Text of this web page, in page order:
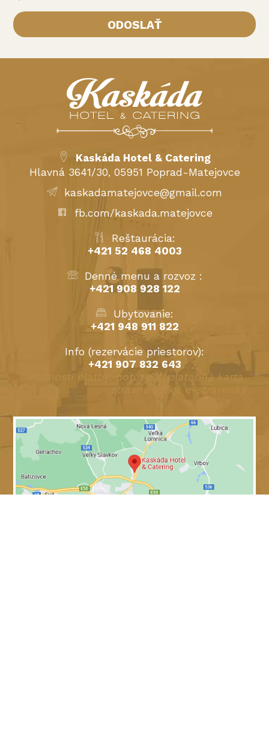
Kaskáda Hotel & Catering
Hlavná 3641/30, 05951 Poprad-Matejovce
kaskadamatejovce@gmail.com
fb.com/kaskada.matejovce
Reštaurácia:
+421 52 468 4003
Denné menu a rozvoz :
+421 908 928 122
Ubytovanie:
+421 948 911 822
Info (rezervácie priestorov):
+421 907 832 643
Možnosti platby: hotovosť, platobná karta
stravné lístky, e-stravenky